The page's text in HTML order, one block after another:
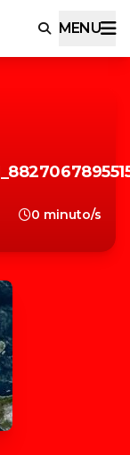
MENU
0 minuto/s